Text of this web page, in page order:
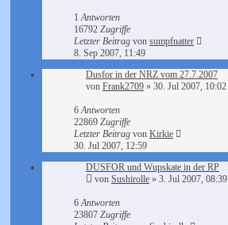
1Antworten
16792 Zugriffe
Letzter Beitrag von sumpfnatter
8. Sep 2007, 11:49
Dusfor in der NRZ vom 27.7.2007
von Frank2709 » 30. Jul 2007, 10:02
6Antworten
22869 Zugriffe
Letzter Beitrag von Kirkie
30. Jul 2007, 12:59
DUSFOR und Wupskate in der RP
von Sushirolle » 3. Jul 2007, 08:39
6Antworten
23807 Zugriffe